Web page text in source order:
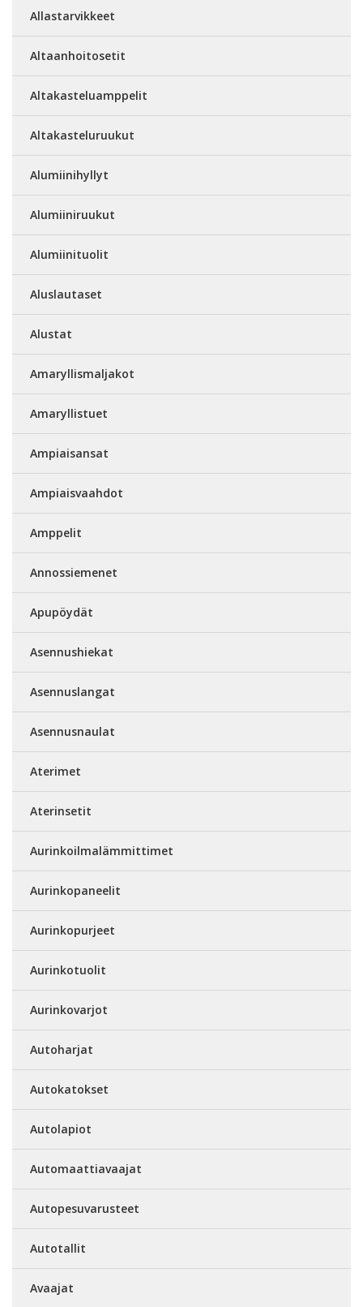
Allastarvikkeet
Altaanhoitosetit
Altakasteluamppelit
Altakasteluruukut
Alumiinihyllyt
Alumiiniruukut
Alumiinituolit
Aluslautaset
Alustat
Amaryllismaljakot
Amaryllistuet
Ampiaisansat
Ampiaisvaahdot
Amppelit
Annossiemenet
Apupöydät
Asennushiekat
Asennuslangat
Asennusnaulat
Aterimet
Aterinsetit
Aurinkoilmalämmittimet
Aurinkopaneelit
Aurinkopurjeet
Aurinkotuolit
Aurinkovarjot
Autoharjat
Autokatokset
Autolapiot
Automaattiavaajat
Autopesuvarusteet
Autotallit
Avaajat